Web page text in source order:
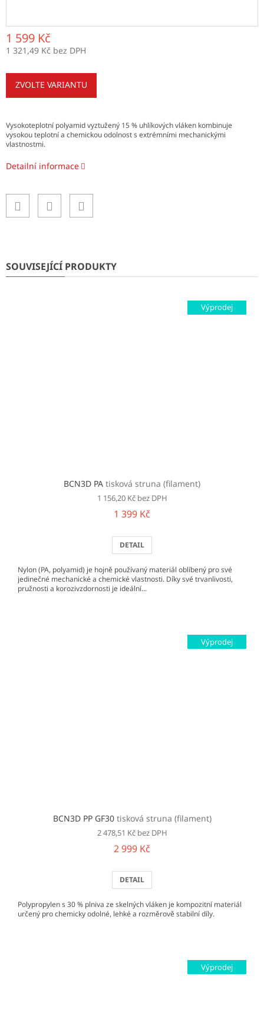
1 599 Kč
1 321,49 Kč bez DPH
ZVOLTE VARIANTU
Vysokoteplotní polyamid vyztužený 15 % uhlíkových vláken kombinuje
vysokou teplotní a chemickou odolnost s extrémními mechanickými
vlastnostmi.
Detailní informace
SOUVISEJÍCÍ PRODUKTY
Výprodej
BCN3D PA tisková struna (filament)
1 156,20 Kč bez DPH
1 399 Kč
DETAIL
Nylon (PA, polyamid) je hojně používaný materiál oblíbený pro své
jedinečné mechanické a chemické vlastnosti. Díky své trvanlivosti,
pružnosti a korozivzdornosti je ideální...
Výprodej
BCN3D PP GF30 tisková struna (filament)
2 478,51 Kč bez DPH
2 999 Kč
DETAIL
Polypropylen s 30 % plniva ze skelných vláken je kompozitní materiál
určený pro chemicky odolné, lehké a rozměrově stabilní díly.
Výprodej